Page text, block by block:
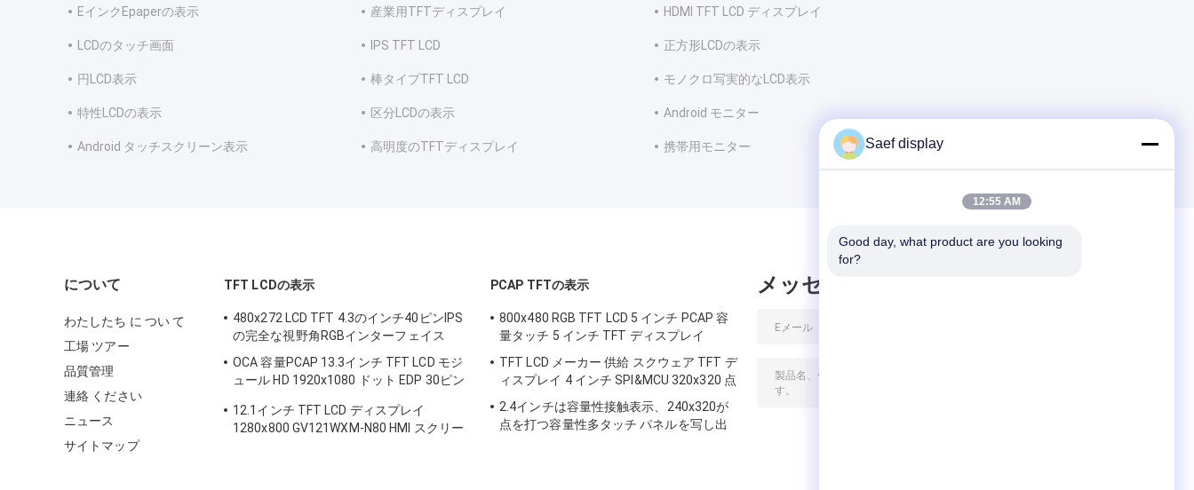
EインクEpaperの表示 産業用TFTディスプレイ HDMI TFT LCD ディスプレイ
LCDのタッチ画面 IPS TFT LCD 正方形LCDの表示
円LCD表示 棒タイプTFT LCD モノクロ写実的なLCD表示
特性LCDの表示 区分LCDの表示 Android モニター
Android タッチスクリーン表示 高明度のTFTディスプレイ 携帯用モニター
について
わたしたち に つい て
工場 ツアー
品質管理
連絡 ください
ニュース
サイトマップ
TFT LCDの表示
480x272 LCD TFT 4.3のインチ40ピンIPS
の完全な視野角RGBインターフェイス
OCA 容量PCAP 13.3インチ TFT LCD モジ
ュール HD 1920x1080 ドット EDP 30ピン
12.1インチ TFT LCD ディスプレイ
1280x800 GV121WXM-N80 HMI スクリー
PCAP TFTの表示
800x480 RGB TFT LCD 5 インチ PCAP 容
量タッチ 5 インチ TFT ディスプレイ
TFT LCD メーカー 供給 スクウェア TFT デ
ィスプレイ 4 インチ SPI&MCU 320x320 点
2.4インチは容量性接触表示、240x320が
点を打つ容量性多タッチ パネルを写し出
メッセージ
Saef display
12:55 AM
Good day, what product are you looking
for?